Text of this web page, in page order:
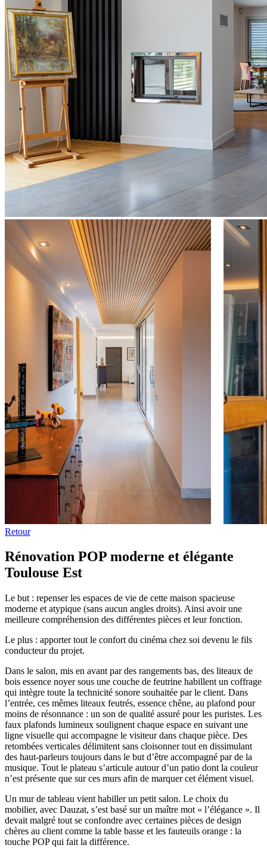
Retour
Rénovation POP moderne et élégante
Toulouse Est
Le but : repenser les espaces de vie de cette maison spacieuse
moderne et atypique (sans aucun angles droits). Ainsi avoir une
meilleure compréhension des différentes pièces et leur fonction.
Le plus : apporter tout le confort du cinéma chez soi devenu le fils
conducteur du projet.
Dans le salon, mis en avant par des rangements bas, des liteaux de
bois essence noyer sous une couche de feutrine habillent un coffrage
qui intègre toute la technicité sonore souhaitée par le client. Dans
l’entrée, ces mêmes liteaux feutrés, essence chêne, au plafond pour
moins de résonnance : un son de qualité assuré pour les puristes. Les
faux plafonds lumineux soulignent chaque espace en suivant une
ligne visuelle qui accompagne le visiteur dans chaque pièce. Des
retombées verticales délimitent sans cloisonner tout en dissimulant
des haut-parleurs toujours dans le but d’être accompagné par de la
musique. Tout le plateau s’articule autour d’un patio dont la couleur
n’est présente que sur ces murs afin de marquer cet élément visuel.
Un mur de tableau vient habiller un petit salon. Le choix du
mobilier, avec Dauzat, s’est basé sur un maître mot « l’élégance ». Il
devait malgré tout se confondre avec certaines pièces de design
chères au client comme la table basse et les fauteuils orange : la
touche POP qui fait la différence.